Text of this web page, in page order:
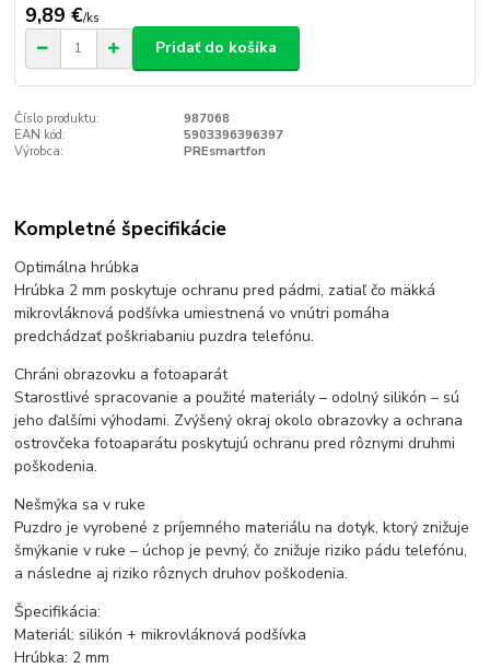
9,89 €/ks
Pridať do košíka
Číslo produktu:
987068
EAN kód:
5903396396397
Výrobca:
PREsmartfon
Kompletné špecifikácie
Optimálna hrúbka
Hrúbka 2 mm poskytuje ochranu pred pádmi, zatiaľ čo mäkká
mikrovláknová podšívka umiestnená vo vnútri pomáha
predchádzať poškriabaniu puzdra telefónu.
Chráni obrazovku a fotoaparát
Starostlivé spracovanie a použité materiály – odolný silikón – sú
jeho ďalšími výhodami. Zvýšený okraj okolo obrazovky a ochrana
ostrovčeka fotoaparátu poskytujú ochranu pred rôznymi druhmi
poškodenia.
Nešmýka sa v ruke
Puzdro je vyrobené z príjemného materiálu na dotyk, ktorý znižuje
šmýkanie v ruke – úchop je pevný, čo znižuje riziko pádu telefónu,
a následne aj riziko rôznych druhov poškodenia.
Špecifikácia:
Materiál: silikón + mikrovláknová podšívka
Hrúbka: 2 mm